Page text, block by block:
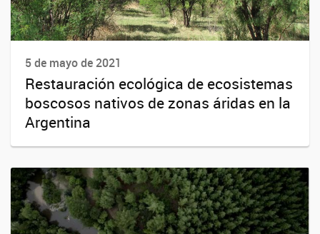
5 de mayo de 2021
Restauración ecológica de ecosistemas
boscosos nativos de zonas áridas en la
Argentina